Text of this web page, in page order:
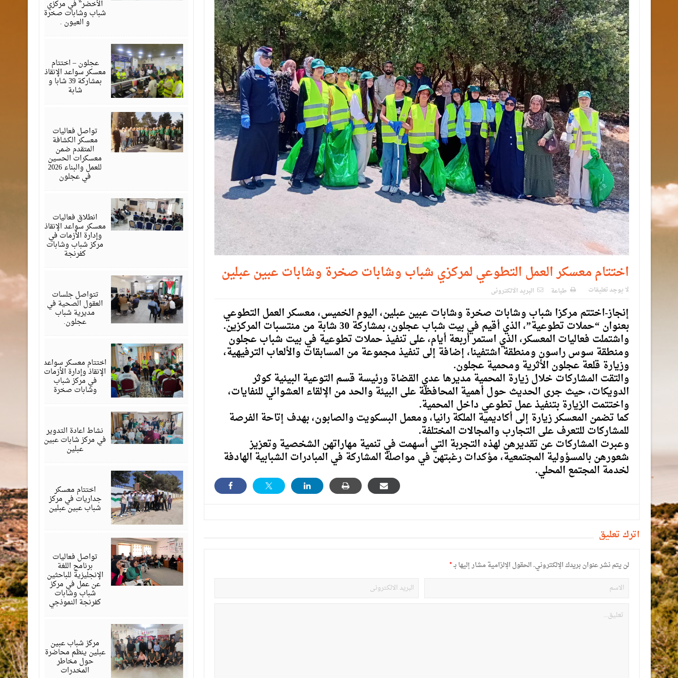
اختتام معسكر العمل التطوعي لمركزي شباب وشابات صخرة وشابات عبين عبلين
لا يوجد تعليقات طباعة البريد الالكترونى
إنجاز-اختتم مركزا شباب وشابات صخرة وشابات عبين عبلين، اليوم الخميس، معسكر العمل التطوعي
بعنوان “حملات تطوعية”، الذي أقيم في بيت شباب عجلون، بمشاركة 30 شابة من منتسبات المركزين.
واشتملت فعاليات المعسكر، الذي استمر أربعة أيام، على تنفيذ حملات تطوعية في بيت شباب عجلون
ومنطقة سوس راسون ومنطقة اشتفينا، إضافة إلى تنفيذ مجموعة من المسابقات والألعاب الترفيهية،
وزيارة قلعة عجلون الأثرية ومحمية عجلون.
والتقت المشاركات خلال زيارة المحمية مديرها عدي القضاة ورئيسة قسم التوعية البيئية كوثر
الدويكات، حيث جرى الحديث حول أهمية المحافظة على البيئة والحد من الإلقاء العشوائي للنفايات،
واختتمت الزيارة بتنفيذ عمل تطوعي داخل المحمية.
كما تضمن المعسكر زيارة إلى أكاديمية الملكة رانيا، ومعمل البسكويت والصابون، بهدف إتاحة الفرصة
للمشاركات للتعرف على التجارب والمجالات المختلفة.
وعبرت المشاركات عن تقديرهن لهذه التجربة التي أسهمت في تنمية مهاراتهن الشخصية وتعزيز
شعورهن بالمسؤولية المجتمعية، مؤكدات رغبتهن في مواصلة المشاركة في المبادرات الشبابية الهادفة
لخدمة المجتمع المحلي.
أترك تعليق
لن يتم نشر عنوان بريدك الإلكتروني.الحقول الإلزامية مشار إليها بـ*
الأخضر” في مركزي
شباب وشابات صخرة
و العيون .
عجلون – اختتام
معسكر سواعد الإنقاذ
بمشاركة 39 شابا و
شابة
تواصل فعاليات
معسكر الكشافة
المتقدم ضمن
معسكرات الحسين
للعمل والبناء 2026
في عجلون
انطلاق فعاليات
معسكر سواعد الإنقاذ
وإدارة الأزمات في
مركز شباب وشابات
كفرنجة
تتواصل جلسات
العقول الصحية في
مديرية شباب
عجلون.
أغسطس
اختتام معسكر سواعد
الإنقاذ وإدارة الأزمات
في مركز شباب
وشابات صخرة
نشاط اعادة التدوير
في مركز شابات عبين
عبلين
اختتام معسكر
جداريات في مركز
شباب عبين عبلين
2026
تواصل فعاليات
برنامج اللغة
الإنجليزية للباحثين
عن عمل في مركز
شباب وشابات
كفرنجة النموذجي
يوليو
2026
مركز شباب عبين
عبلين ينظم محاضرة
حول مخاطر
المخدرات
يوليو
2026